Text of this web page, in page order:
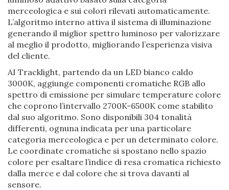
merceologica e sui colori rilevati automaticamente.
L’algoritmo interno attiva il sistema di illuminazione
generando il miglior spettro luminoso per valorizzare
al meglio il prodotto, migliorando l’esperienza visiva
del cliente.
AI Tracklight, partendo da un LED bianco caldo
3000K, aggiunge componenti cromatiche RGB allo
spettro di emissione per simulare temperature colore
che coprono l’intervallo 2700K-6500K come stabilito
dal suo algoritmo. Sono disponibili 304 tonalità
differenti, ognuna indicata per una particolare
categoria merceologica e per un determinato colore.
Le coordinate cromatiche si spostano nello spazio
colore per esaltare l’indice di resa cromatica richiesto
dalla merce e dal colore che si trova davanti al
sensore.